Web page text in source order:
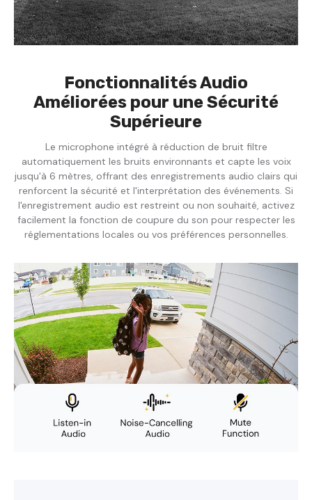
Fonctionnalités Audio
Améliorées pour une Sécurité
Supérieure
Le microphone intégré à réduction de bruit filtre
automatiquement les bruits environnants et capte les voix
jusqu'à 6 mètres, offrant des enregistrements audio clairs qui
renforcent la sécurité et l'interprétation des événements. Si
l'enregistrement audio est restreint ou non souhaité, activez
facilement la fonction de coupure du son pour respecter les
réglementations locales ou vos préférences personnelles.